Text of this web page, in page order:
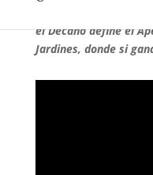
el Decano define el
Jardines, donde si